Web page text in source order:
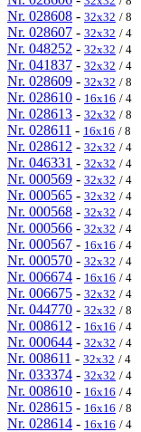
Nr. 028608 - 32x32 / 8
Nr. 028607 - 32x32 / 4
Nr. 048252 - 32x32 / 4
Nr. 041837 - 32x32 / 4
Nr. 028609 - 32x32 / 8
Nr. 028610 - 16x16 / 4
Nr. 028613 - 32x32 / 8
Nr. 028611 - 16x16 / 8
Nr. 028612 - 32x32 / 4
Nr. 046331 - 32x32 / 4
Nr. 000569 - 32x32 / 4
Nr. 000565 - 32x32 / 4
Nr. 000568 - 32x32 / 4
Nr. 000566 - 32x32 / 4
Nr. 000567 - 16x16 / 4
Nr. 000570 - 32x32 / 4
Nr. 006674 - 16x16 / 4
Nr. 006675 - 32x32 / 4
Nr. 044770 - 32x32 / 8
Nr. 008612 - 16x16 / 4
Nr. 000644 - 32x32 / 4
Nr. 008611 - 32x32 / 4
Nr. 033374 - 32x32 / 4
Nr. 008610 - 16x16 / 4
Nr. 028615 - 16x16 / 8
Nr. 028614 - 16x16 / 4